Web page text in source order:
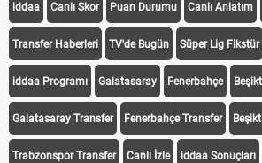
iddaa Canlı Skor Puan Durumu Canlı Anlatım
Transfer Haberleri TV'de Bugün Süper Lig Fikstür
iddaa Programı Galatasaray Fenerbahçe
Galatasaray Transfer Fenerbahçe Transfer
Trabzonspor Transfer Canlı İzle iddaa Sonuçları